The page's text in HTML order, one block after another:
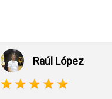
Raúl López